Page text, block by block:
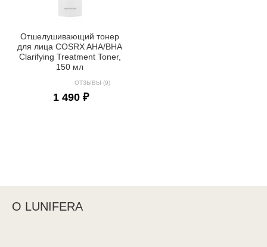
Отшелушивающий тонер
для лица COSRX AHA/BHA
Clarifying Treatment Toner,
150 мл
ОТЗЫВЫ (9)
1 490 ₽
О LUNIFERA